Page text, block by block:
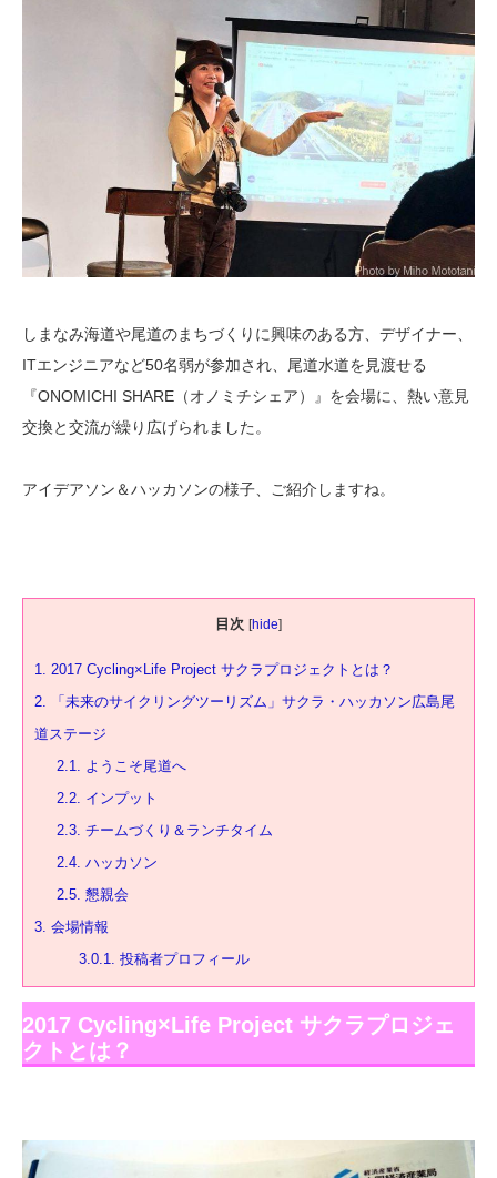
しまなみ海道や尾道のまちづくりに興味のある方、デザイナー、
ITエンジニアなど50名弱が参加され、尾道水道を見渡せる
『ONOMICHI SHARE（オノミチシェア）』を会場に、熱い意見
交換と交流が繰り広げられました。
アイデアソン＆ハッカソンの様子、ご紹介しますね。
目次 [hide]
1. 2017 Cycling×Life Project サクラプロジェクトとは？
2. 「未来のサイクリングツーリズム」サクラ・ハッカソン広島尾
道ステージ
2.1. ようこそ尾道へ
2.2. インプット
2.3. チームづくり＆ランチタイム
2.4. ハッカソン
2.5. 懇親会
3. 会場情報
3.0.1. 投稿者プロフィール
2017 Cycling×Life Project サクラプロジェ
クトとは？